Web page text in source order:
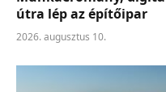
útra lép az építőipar
2026. augusztus 10.